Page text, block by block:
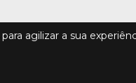
para agilizar a sua